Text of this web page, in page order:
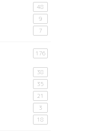
48
9
7
176
38
35
21
3
18